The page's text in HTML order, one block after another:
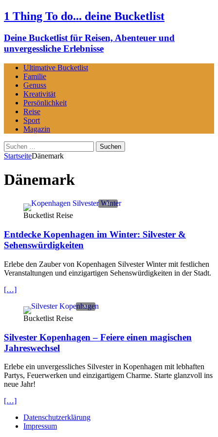
1 Thing To do... deine Bucketlist
Deine Bucketlist für Reisen, Abenteuer und
unvergessliche Erlebnisse
Ultimative Bucketlist
Familie
Genuss
Kreativität
Persönlichkeit
Reise
Sport
Magazin
Suchen
nach:
StartseiteDänemark
Dänemark
Bucketlist Reise
Entdecke Kopenhagen im Winter: Silvester &
Sehenswürdigkeiten
Erlebe den Zauber von Kopenhagen Silvester Winter mit festlichen
Veranstaltungen und einzigartigen Sehenswürdigkeiten in der Stadt.
[…]
Bucketlist Reise
Silvester Kopenhagen – Feiere einen magischen
Jahreswechsel
Erlebe ein unvergessliches Silvester in Kopenhagen mit lebhaften
Partys, Feuerwerken und einzigartigem Charme. Starte glanzvoll ins
neue Jahr!
[…]
Datenschutzerklärung
Impressum